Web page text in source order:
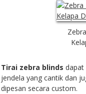
Tirai zebra blinds dapat
jendela yang cantik dan
dipesan secara custom.